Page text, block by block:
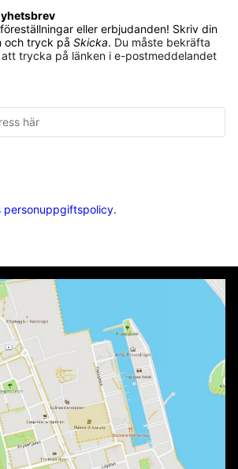
eller erbjudanden! Skriv din
och tryck på Skicka. Du måste bekräfta
trycka på länken i e-postmeddelandet
personuppgiftspolicy.